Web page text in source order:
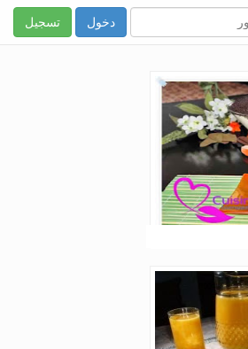
تسجيل